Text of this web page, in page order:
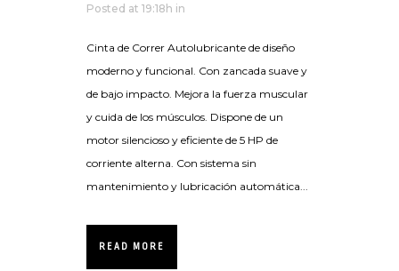
Posted at 19:18h in
Cinta de Correr Autolubricante de diseño
moderno y funcional. Con zancada suave y
de bajo impacto. Mejora la fuerza muscular
y cuida de los músculos. Dispone de un
motor silencioso y eficiente de 5 HP de
corriente alterna. Con sistema sin
mantenimiento y lubricación automática...
READ MORE